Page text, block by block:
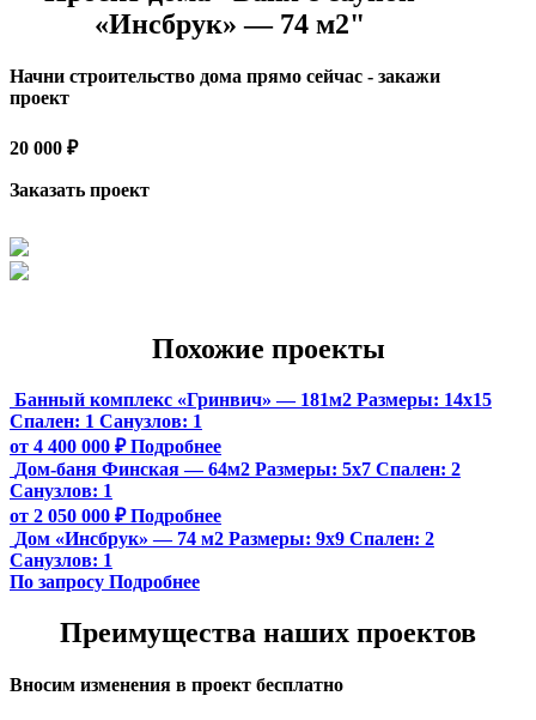
«Инсбрук» — 74 м2"
Начни строительство дома прямо сейчас - закажи
проект
20 000 ₽
Заказать проект
Похожие проекты
Банный комплекс «Гринвич» — 181м2 Размеры: 14х15
Спален: 1 Санузлов: 1
от 4 400 000 ₽ Подробнее
Дом-баня Финская — 64м2 Размеры: 5х7 Спален: 2
Санузлов: 1
от 2 050 000 ₽ Подробнее
Дом «Инсбрук» — 74 м2 Размеры: 9х9 Спален: 2
Санузлов: 1
По запросу Подробнее
Преимущества наших проектов
Вносим изменения в проект бесплатно